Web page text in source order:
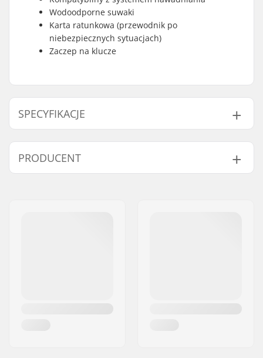
Wodoodporne suwaki
Karta ratunkowa (przewodnik po
niebezpiecznych sytuacjach)
Zaczep na klucze
SPECYFIKACJE
Typ:
Plecak
Rodzaj aktywności:
Materiał zewnętrzny:
Nylon,200D Fabric,
PRODUCENT